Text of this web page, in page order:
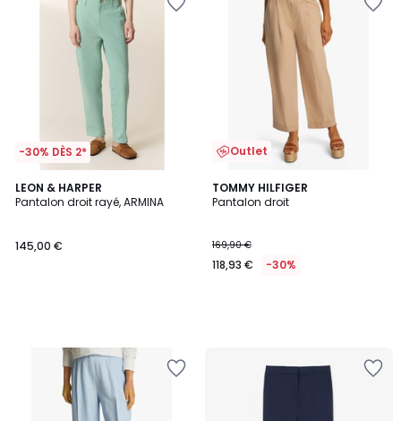
-30% DÈS 2*
LEON & HARPER
Pantalon droit rayé, ARMINA
145,00 €
Outlet
TOMMY HILFIGER
Pantalon droit
169,90 €
118,93 € -30%